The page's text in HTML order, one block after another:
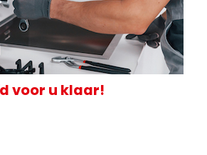
voor u klaar!